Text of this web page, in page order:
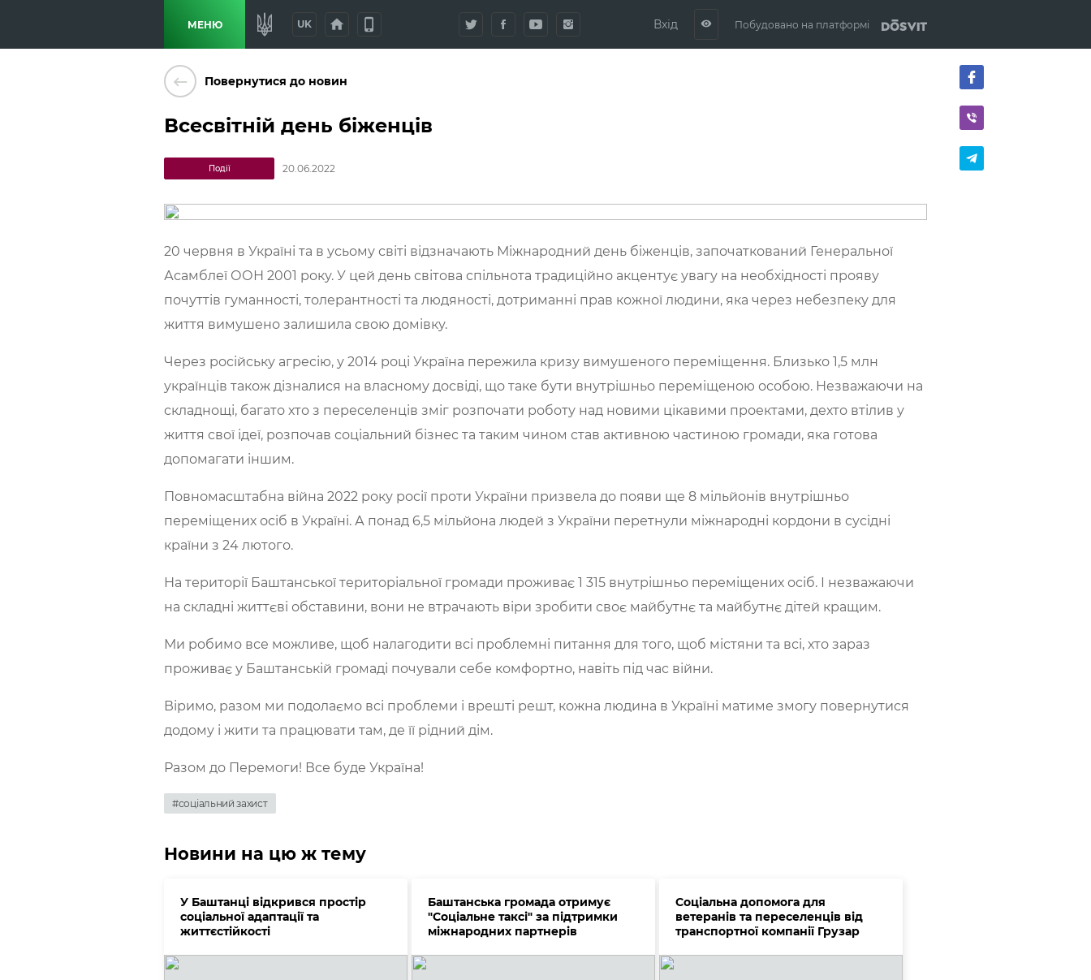
МЕНЮ UK home phone_iphone Вхід visibility Побудовано на платформі
keyboard_backspace Повернутися до новин
Всесвітній день біженців
Події 20.06.2022
20 червня в Україні та в усьому світі відзначають Міжнародний день біженців, започаткований Генеральної
Асамблеї ООН 2001 року. У цей день світова спільнота традиційно акцентує увагу на необхідності прояву
почуттів гуманності, толерантності та людяності, дотриманні прав кожної людини, яка через небезпеку для
життя вимушено залишила свою домівку.
Через російську агресію, у 2014 році Україна пережила кризу вимушеного переміщення. Близько 1,5 млн
українців також дізналися на власному досвіді, що таке бути внутрішньо переміщеною особою. Незважаючи на
складнощі, багато хто з переселенців зміг розпочати роботу над новими цікавими проектами, дехто втілив у
життя свої ідеї, розпочав соціальний бізнес та таким чином став активною частиною громади, яка готова
допомагати іншим.
Повномасштабна війна 2022 року росії проти України призвела до появи ще 8 мільйонів внутрішньо
переміщених осіб в Україні. А понад 6,5 мільйона людей з України перетнули міжнародні кордони в сусідні
країни з 24 лютого.
На території Баштанської територіальної громади проживає 1 315 внутрішньо переміщених осіб. І незважаючи
на складні життєві обставини, вони не втрачають віри зробити своє майбутнє та майбутнє дітей кращим.
Ми робимо все можливе, щоб налагодити всі проблемні питання для того, щоб містяни та всі, хто зараз
проживає у Баштанській громаді почували себе комфортно, навіть під час війни.
Віримо, разом ми подолаємо всі проблеми і врешті решт, кожна людина в Україні матиме змогу повернутися
додому і жити та працювати там, де її рідний дім.
Разом до Перемоги! Все буде Україна!
#соціальний захист
Новини на цю ж тему
У Баштанці відкрився простір
соціальної адаптації та
життєстійкості
Баштанська громада отримує
"Соціальне таксі" за підтримки
міжнародних партнерів
Соціальна допомога для
ветеранів та переселенців від
транспортної компанії Грузар